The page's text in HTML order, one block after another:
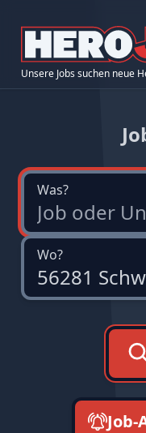
Unsere Jobs suchen neue
Was?
Wo?